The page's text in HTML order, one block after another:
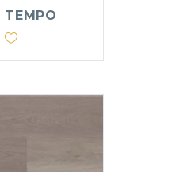
TEMPO